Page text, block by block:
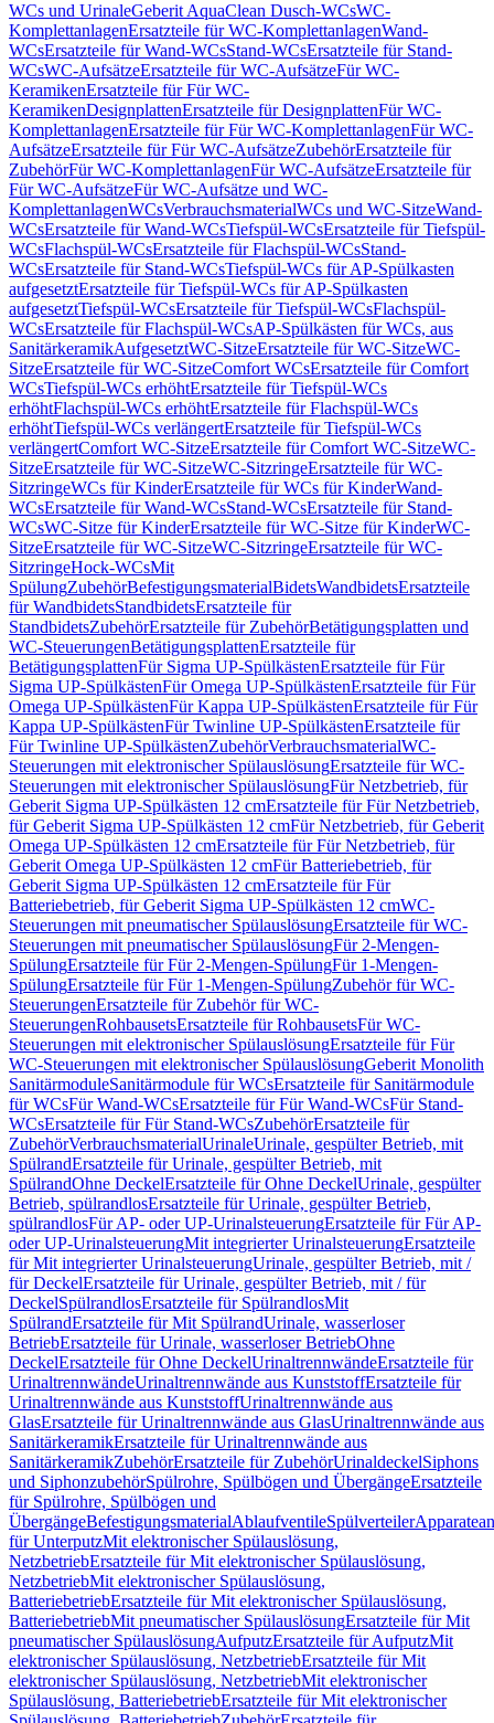
WCs und UrinaleGeberit AquaClean Dusch-WCsWC-
KomplettanlagenErsatzteile für WC-KomplettanlagenWand-
WCsErsatzteile für Wand-WCsStand-WCsErsatzteile für Stand-
WCsWC-AufsätzeErsatzteile für WC-AufsätzeFür WC-
KeramikenErsatzteile für Für WC-
KeramikenDesignplattenErsatzteile für DesignplattenFür WC-
KomplettanlagenErsatzteile für Für WC-KomplettanlagenFür WC-
AufsätzeErsatzteile für Für WC-AufsätzeZubehörErsatzteile für
ZubehörFür WC-KomplettanlagenFür WC-AufsätzeErsatzteile für
Für WC-AufsätzeFür WC-Aufsätze und WC-
KomplettanlagenWCsVerbrauchsmaterialWCs und WC-SitzeWand-
WCsErsatzteile für Wand-WCsTiefspül-WCsErsatzteile für Tiefspül-
WCsFlachspül-WCsErsatzteile für Flachspül-WCsStand-
WCsErsatzteile für Stand-WCsTiefspül-WCs für AP-Spülkasten
aufgesetztErsatzteile für Tiefspül-WCs für AP-Spülkasten
aufgesetztTiefspül-WCsErsatzteile für Tiefspül-WCsFlachspül-
WCsErsatzteile für Flachspül-WCsAP-Spülkästen für WCs, aus
SanitärkeramikAufgesetztWC-SitzeErsatzteile für WC-SitzeWC-
SitzeErsatzteile für WC-SitzeComfort WCsErsatzteile für Comfort
WCsTiefspül-WCs erhöhtErsatzteile für Tiefspül-WCs
erhöhtFlachspül-WCs erhöhtErsatzteile für Flachspül-WCs
erhöhtTiefspül-WCs verlängertErsatzteile für Tiefspül-WCs
verlängertComfort WC-SitzeErsatzteile für Comfort WC-SitzeWC-
SitzeErsatzteile für WC-SitzeWC-SitzringeErsatzteile für WC-
SitzringeWCs für KinderErsatzteile für WCs für KinderWand-
WCsErsatzteile für Wand-WCsStand-WCsErsatzteile für Stand-
WCsWC-Sitze für KinderErsatzteile für WC-Sitze für KinderWC-
SitzeErsatzteile für WC-SitzeWC-SitzringeErsatzteile für WC-
SitzringeHock-WCsMit
SpülungZubehörBefestigungsmaterialBidetsWandbidetsErsatzteile
für WandbidetsStandbidetsErsatzteile für
StandbidetsZubehörErsatzteile für ZubehörBetätigungsplatten und
WC-SteuerungenBetätigungsplattenErsatzteile für
BetätigungsplattenFür Sigma UP-SpülkästenErsatzteile für Für
Sigma UP-SpülkästenFür Omega UP-SpülkästenErsatzteile für Für
Omega UP-SpülkästenFür Kappa UP-SpülkästenErsatzteile für Für
Kappa UP-SpülkästenFür Twinline UP-SpülkästenErsatzteile für
Für Twinline UP-SpülkästenZubehörVerbrauchsmaterialWC-
Steuerungen mit elektronischer SpülauslösungErsatzteile für WC-
Steuerungen mit elektronischer SpülauslösungFür Netzbetrieb, für
Geberit Sigma UP-Spülkästen 12 cmErsatzteile für Für Netzbetrieb,
für Geberit Sigma UP-Spülkästen 12 cmFür Netzbetrieb, für Geberit
Omega UP-Spülkästen 12 cmErsatzteile für Für Netzbetrieb, für
Geberit Omega UP-Spülkästen 12 cmFür Batteriebetrieb, für
Geberit Sigma UP-Spülkästen 12 cmErsatzteile für Für
Batteriebetrieb, für Geberit Sigma UP-Spülkästen 12 cmWC-
Steuerungen mit pneumatischer SpülauslösungErsatzteile für WC-
Steuerungen mit pneumatischer SpülauslösungFür 2-Mengen-
SpülungErsatzteile für Für 2-Mengen-SpülungFür 1-Mengen-
SpülungErsatzteile für Für 1-Mengen-SpülungZubehör für WC-
SteuerungenErsatzteile für Zubehör für WC-
SteuerungenRohbausetsErsatzteile für RohbausetsFür WC-
Steuerungen mit elektronischer SpülauslösungErsatzteile für Für
WC-Steuerungen mit elektronischer SpülauslösungGeberit Monolith
SanitärmoduleSanitärmodule für WCsErsatzteile für Sanitärmodule
für WCsFür Wand-WCsErsatzteile für Für Wand-WCsFür Stand-
WCsErsatzteile für Für Stand-WCsZubehörErsatzteile für
ZubehörVerbrauchsmaterialUrinaleUrinale, gespülter Betrieb, mit
SpülrandErsatzteile für Urinale, gespülter Betrieb, mit
SpülrandOhne DeckelErsatzteile für Ohne DeckelUrinale, gespülter
Betrieb, spülrandlosErsatzteile für Urinale, gespülter Betrieb,
spülrandlosFür AP- oder UP-UrinalsteuerungErsatzteile für Für AP-
oder UP-UrinalsteuerungMit integrierter UrinalsteuerungErsatzteile
für Mit integrierter UrinalsteuerungUrinale, gespülter Betrieb, mit /
für DeckelErsatzteile für Urinale, gespülter Betrieb, mit / für
DeckelSpülrandlosErsatzteile für SpülrandlosMit
SpülrandErsatzteile für Mit SpülrandUrinale, wasserloser
BetriebErsatzteile für Urinale, wasserloser BetriebOhne
DeckelErsatzteile für Ohne DeckelUrinaltrennwändeErsatzteile für
UrinaltrennwändeUrinaltrennwände aus KunststoffErsatzteile für
Urinaltrennwände aus KunststoffUrinaltrennwände aus
GlasErsatzteile für Urinaltrennwände aus GlasUrinaltrennwände aus
SanitärkeramikErsatzteile für Urinaltrennwände aus
SanitärkeramikZubehörErsatzteile für ZubehörUrinaldeckelSiphons
und SiphonzubehörSpülrohre, Spülbögen und ÜbergängeErsatzteile
für Spülrohre, Spülbögen und
ÜbergängeBefestigungsmaterialAblaufventileSpülverteiler
für UnterputzMit elektronischer Spülauslösung,
NetzbetriebErsatzteile für Mit elektronischer Spülauslösung,
NetzbetriebMit elektronischer Spülauslösung,
BatteriebetriebErsatzteile für Mit elektronischer Spülauslösung,
BatteriebetriebMit pneumatischer SpülauslösungErsatzteile für Mit
pneumatischer SpülauslösungAufputzErsatzteile für AufputzMit
elektronischer Spülauslösung, NetzbetriebErsatzteile für Mit
elektronischer Spülauslösung, NetzbetriebMit elektronischer
Spülauslösung, BatteriebetriebErsatzteile für Mit elektronischer